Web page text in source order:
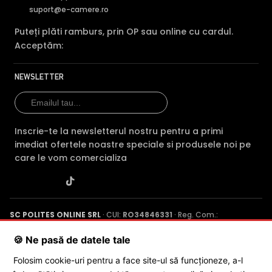
BLC (Backlight Compensation)
Functia BLC (compensarea luminii din spate) cu care este
dotata camera de supraveghere video DAHUA HAC-
HDW1200TLM-IL-A-0280B-S6, permite ca obiectele aflate
pe un fundal foarte luminos, de exemplu, in dreptul unei
foarte intunecate, sa fie vizibile, insa fundalul devine
suprasaturat (foarte alb).
suport@e-camere.ro
Puteți plăti ramburs, prin OP sau online cu cardul.
Acceptăm:
NEWSLETTER
Inscrie-te la newsletterul nostru pentru a primi
imediat ofertele noastre speciale si produsele noi pe
care le vom comercializa
SC POLITES ONLINE SRL · CUI: RO34846331 · Reg. Com.:
Poenaru, Nr. 1, Craiova, Jud. Dolj ·
🍪 Ne pasă de datele tale
Folosim cookie-uri pentru a face site-ul să funcționeze, a-l